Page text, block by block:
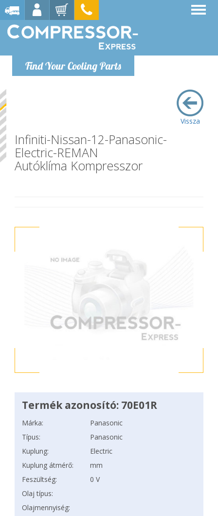
Find Your Cooling Parts
Vissza
Infiniti-Nissan-12-Panasonic-
Electric-REMAN
Autóklíma Kompresszor
Termék azonosító: 70E01R
Márka:
Panasonic
Típus:
Panasonic
Kuplung:
Electric
Kuplung átmérő:
mm
Feszültség:
0 V
Olaj típus:
Olajmennyiség: